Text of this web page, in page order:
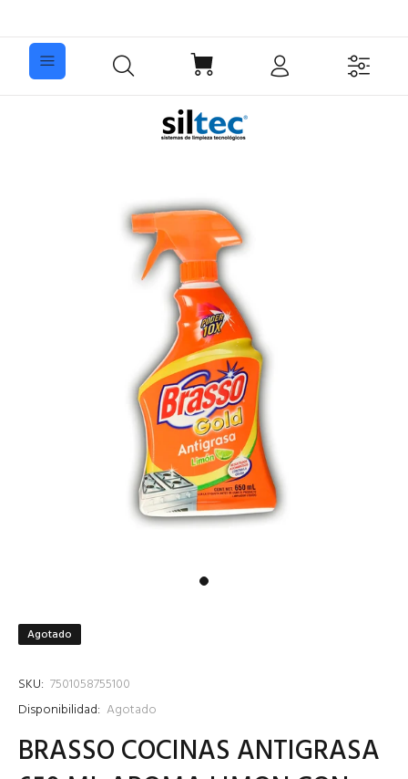
Agotado
SKU: 7501058755100
Disponibilidad: Agotado
BRASSO COCINAS ANTIGRASA